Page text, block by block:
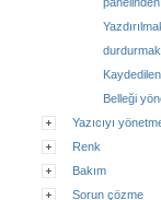
Belleği
Yazıcıyı
Renk
Bakım
Sorun çözme